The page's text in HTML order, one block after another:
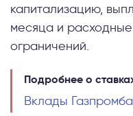
капитализацию,
месяца и
ограничений.
Подробнее о
Вклады